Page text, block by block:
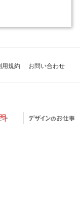
用規約 お問い合わせ